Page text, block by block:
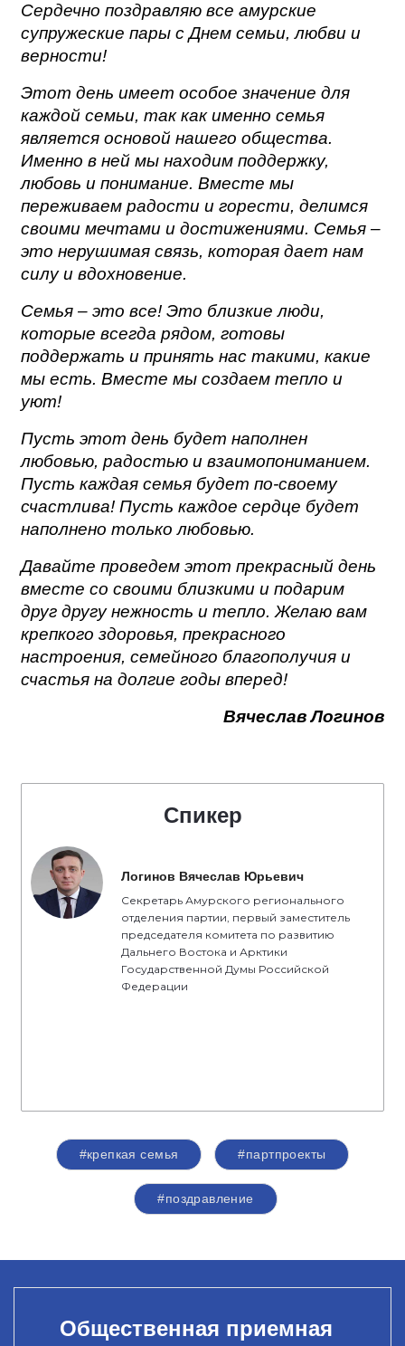
Сердечно поздравляю все амурские
супружеские пары с Днем семьи, любви и
верности!
Этот день имеет особое значение для
каждой семьи, так как именно семья
является основой нашего общества.
Именно в ней мы находим поддержку,
любовь и понимание. Вместе мы
переживаем радости и горести, делимся
своими мечтами и достижениями. Семья –
это нерушимая связь, которая дает нам
силу и вдохновение.
Семья – это все! Это близкие люди,
которые всегда рядом, готовы
поддержать и принять нас такими, какие
мы есть. Вместе мы создаем тепло и
уют!
Пусть этот день будет наполнен
любовью, радостью и взаимопониманием.
Пусть каждая семья будет по-своему
счастлива! Пусть каждое сердце будет
наполнено только любовью.
Давайте проведем этот прекрасный день
вместе со своими близкими и подарим
друг другу нежность и тепло. Желаю вам
крепкого здоровья, прекрасного
настроения, семейного благополучия и
счастья на долгие годы вперед!
Вячеслав Логинов
Спикер
Логинов Вячеслав Юрьевич
Секретарь Амурского регионального
отделения партии, первый заместитель
председателя комитета по развитию
Дальнего Востока и Арктики
Государственной Думы Российской
Федерации
#крепкая семья #партпроекты
#поздравление
Общественная приемная